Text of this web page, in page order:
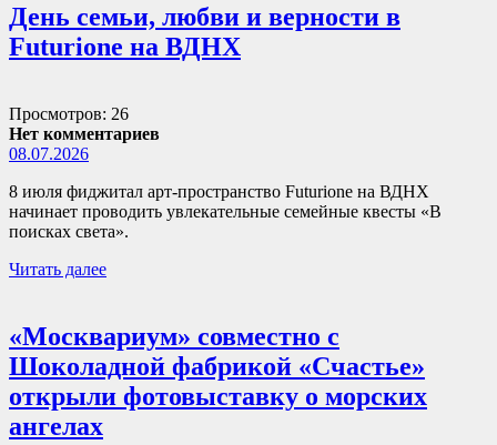
День семьи, любви и верности в
Futurione на ВДНХ
Просмотров: 26
Нет комментариев
08.07.2026
8 июля фиджитал арт-пространство Futurione на ВДНХ
начинает проводить увлекательные семейные квесты «В
поисках света».
Читать далее
«Москвариум» совместно с
Шоколадной фабрикой «Счастье»
открыли фотовыставку о морских
ангелах